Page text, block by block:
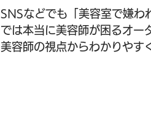
SNSなどでも「美容室で嫌わ
では本当に美容師が困るオー
美容師の視点からわかりやす